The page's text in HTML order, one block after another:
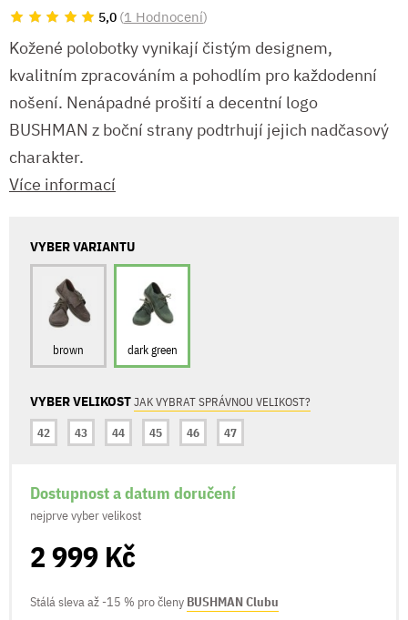
5,0 (1 Hodnocení)
Kožené polobotky vynikají čistým designem,
kvalitním zpracováním a pohodlím pro každodenní
nošení. Nenápadné prošití a decentní logo
BUSHMAN z boční strany podtrhují jejich nadčasový
charakter.
Více informací
VYBER VARIANTU
brown dark green
VYBER VELIKOSTJAK VYBRAT SPRÁVNOU VELIKOST?
42
43 44 45 46 47
Dostupnost a datum doručení
nejprve vyber velikost
2 999 Kč
Stálá sleva až -15 % pro členy BUSHMAN Clubu